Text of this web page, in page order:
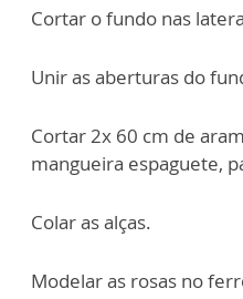
Cortar o fundo nas
Unir as aberturas do
Cortar 2x 60 cm de
mangueira espaguete,
Colar as alças.
Modelar as rosas no